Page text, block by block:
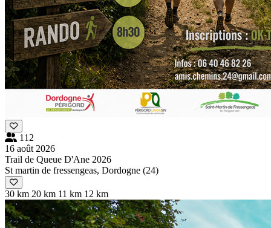
112
16 août 2026
Trail de Queue D'Ane 2026
St martin de fressengeas, Dordogne (24)
30 km 20 km 11 km 12 km